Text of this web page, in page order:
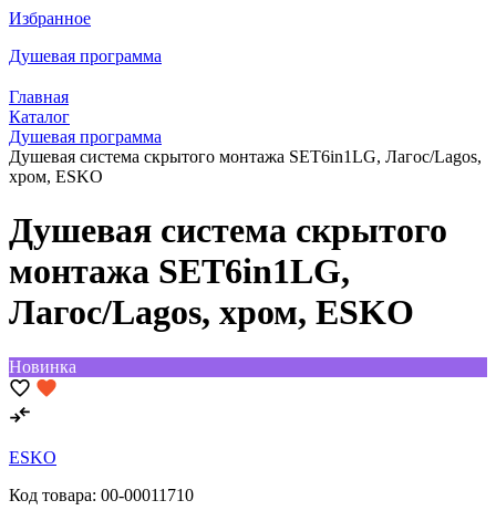
Избранное
Душевая программа
Главная
Каталог
Душевая программа
Душевая система скрытого монтажа SET6in1LG, Лагос/Lagos,
хром, ESKO
Душевая система скрытого
монтажа SET6in1LG,
Лагос/Lagos, хром, ESKO
Новинка
ESKO
Код товара: 00-00011710